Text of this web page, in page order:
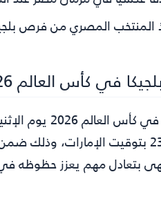
المنتخب المصري من فرص
في كأس العالم 2026
وقطر ومصر ولبنان، و23:00 بتوقيت
بتعادل مهم يعزز حظوظه